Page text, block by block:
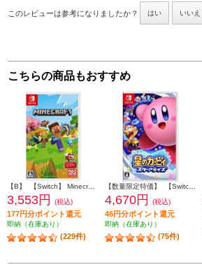
このレビューは参考になりましたか？ はい いいえ
こちらの商品もおすすめ
【B】 【Switch】 Minecraft（マインクラフト）
3,553円 (税込)
177円分ポイント還元
即納（在庫あり）
(229件)
4,670円 (税込)
46円分ポイント還元
即納（在庫あり）
(75件)